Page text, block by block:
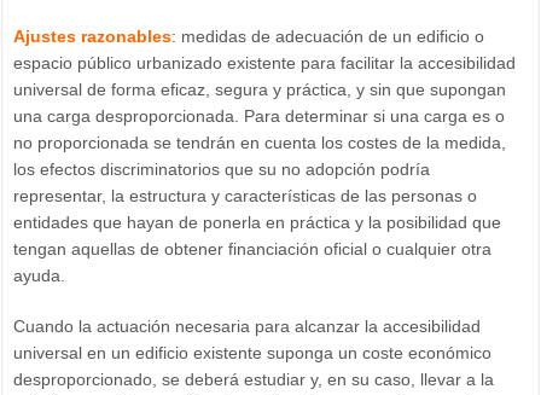
Ajustes razonables: medidas de adecuación de un edificio o
espacio público urbanizado existente para facilitar la accesibilidad
universal de forma eficaz, segura y práctica, y sin que supongan
una carga desproporcionada. Para determinar si una carga es o
no proporcionada se tendrán en cuenta los costes de la medida,
los efectos discriminatorios que su no adopción podría
representar, la estructura y características de las personas o
entidades que hayan de ponerla en práctica y la posibilidad que
tengan aquellas de obtener financiación oficial o cualquier otra
ayuda.
Cuando la actuación necesaria para alcanzar la accesibilidad
universal en un edificio existente suponga un coste económico
desproporcionado, se deberá estudiar y, en su caso, llevar a la